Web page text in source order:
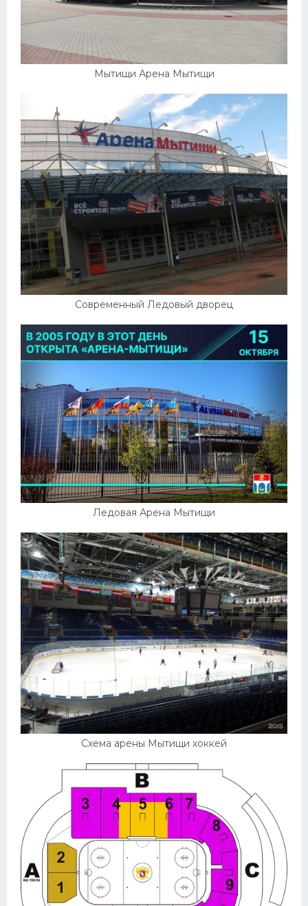
Мытищи Арена Мытищи
Современный Ледовый дворец
Ледовая Арена Мытищи
Схема арены Мытищи хоккей